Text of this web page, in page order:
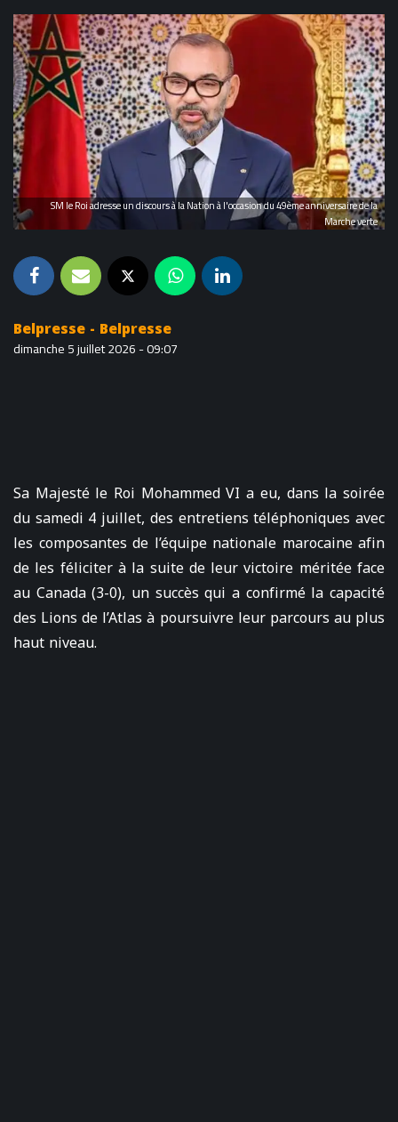
SM le Roi adresse un discours à la Nation à l'occasion du 49ème anniversaire de la
Marche verte
Belpresse - Belpresse
dimanche 5 juillet 2026 - 09:07
Sa Majesté le Roi Mohammed VI a eu, dans la soirée
du samedi 4 juillet, des entretiens téléphoniques avec
les composantes de l’équipe nationale marocaine afin
de les féliciter à la suite de leur victoire méritée face
au Canada (3-0), un succès qui a confirmé la capacité
des Lions de l’Atlas à poursuivre leur parcours au plus
haut niveau.